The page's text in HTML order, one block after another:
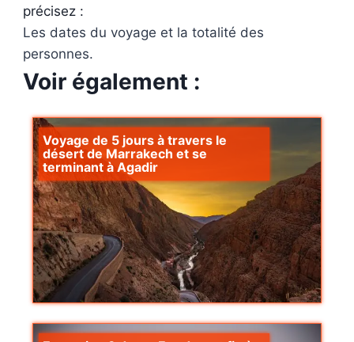
précisez :
Les dates du voyage et la totalité des
personnes.
Voir également :
Voyage de 5 jours à travers le
désert de Marrakech et se
terminant à Agadir